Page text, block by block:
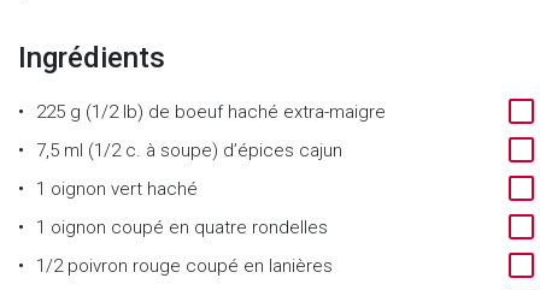
Ingrédients
225 g (1/2 lb) de boeuf haché extra-maigre
7,5 ml (1/2 c. à soupe) d’épices cajun
1 oignon vert haché
1 oignon coupé en quatre rondelles
1/2 poivron rouge coupé en lanières